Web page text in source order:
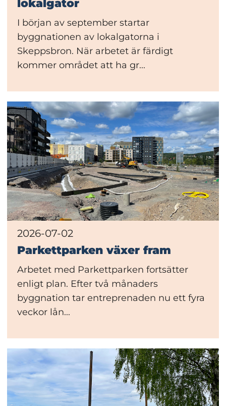
lokalgator
I början av september startar
byggnationen av lokalgatorna i
Skeppsbron. När arbetet är färdigt
kommer området att ha gr...
2026-07-02
Parkettparken växer fram
Arbetet med Parkettparken fortsätter
enligt plan. Efter två månaders
byggnation tar entreprenaden nu ett fyra
veckor lån...